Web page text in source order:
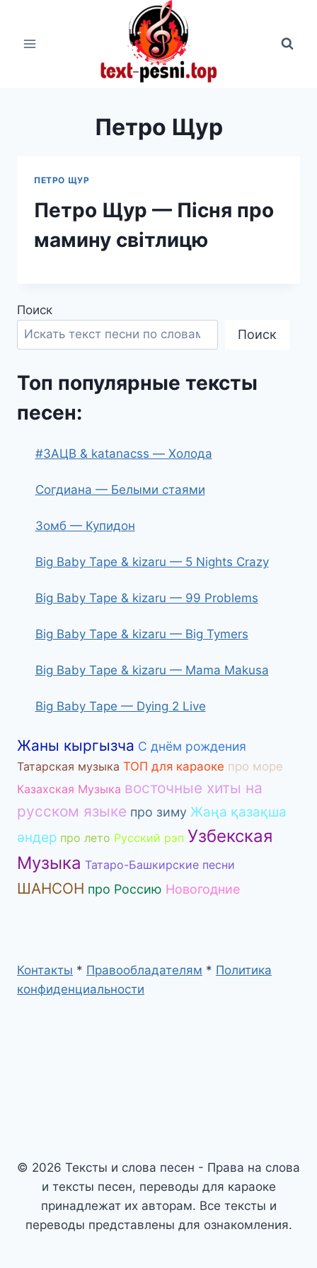
содержимому
Петро Щур
ПЕТРО ЩУР
Петро Щур — Пiсня про
мамину свiтлицю
Поиск
Поиск
Топ популярные тексты
песен:
#ЗАЦВ & katanacss — Холода
Согдиана — Белыми стаями
Зомб — Купидон
Big Baby Tape & kizaru — 5 Nights Crazy
Big Baby Tape & kizaru — 99 Problems
Big Baby Tape & kizaru — Big Tymers
Big Baby Tape & kizaru — Mama Makusa
Big Baby Tape — Dying 2 Live
Жаны кыргызча С днём рождения
Татарская музыка ТОП для караоке про море
Казахская Музыка восточные хиты на
русском языке про зиму Жаңа қазақша
әндер про лето Русский рэп Узбекская
Музыка Татаро-Башкирские песни
ШАНСОН про Россию Новогодние
Контакты * Правообладателям * Политика
конфиденциальности
© 2026 Тексты и слова песен - Права на слова
и тексты песен, переводы для караоке
принадлежат их авторам. Все тексты и
переводы представлены для ознакомления.